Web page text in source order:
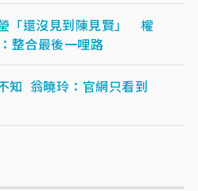
「還沒見到陳見賢」 權
整合最後一哩路
知 翁曉玲：官網只看到